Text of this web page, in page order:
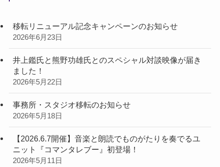
移転リニューアル記念キャンペーンのお知らせ
2026年6月23日
井上鑑氏と熊野功雄氏とのスペシャル対談映像が届き
ました！
2026年5月22日
事務所・スタジオ移転のお知らせ
2026年5月18日
【2026.6.7開催】音楽と朗読でものがたりを奏でるユ
ニット『コマンタレブー』初登場！
2026年5月11日